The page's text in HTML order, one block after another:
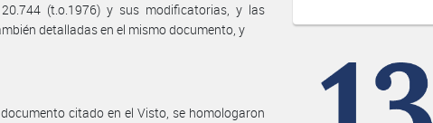
(t.o.1976) y sus modificatorias, y las
detalladas en el mismo documento, y
citado en el Visto, se homologaron